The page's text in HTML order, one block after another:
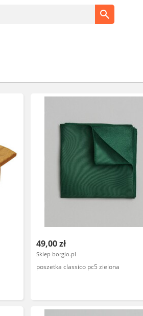
49,00 zł
Sklep borgio.pl
poszetka classico pc5 zielona